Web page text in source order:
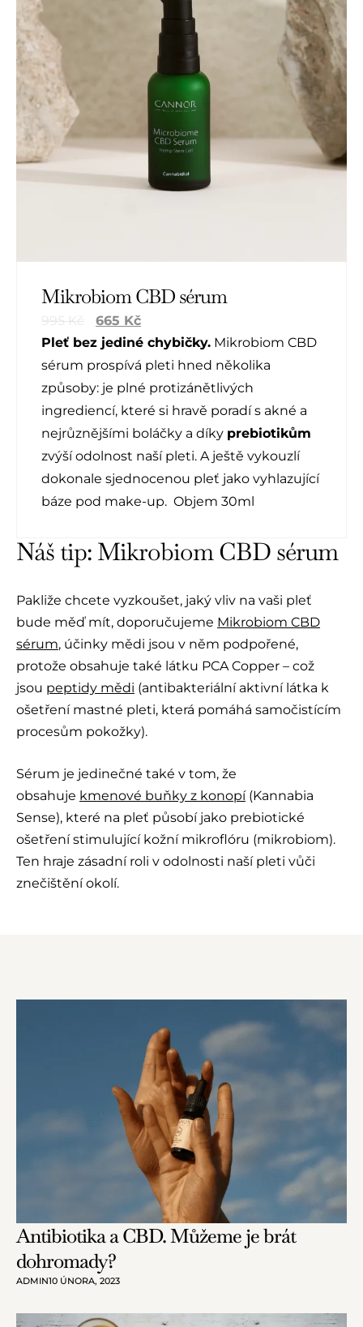
Mikrobiom CBD sérum
995 Kč 665 Kč
Pleť bez jediné chybičky. Mikrobiom CBD
sérum prospívá pleti hned několika
způsoby: je plné protizánětlivých
ingrediencí, které si hravě poradí s akné a
nejrůznějšími boláčky a díky prebiotikům
zvýší odolnost naší pleti. A ještě vykouzlí
dokonale sjednocenou pleť jako vyhlazující
báze pod make-up. Objem 30ml
Náš tip: Mikrobiom CBD sérum
Pakliže chcete vyzkoušet, jaký vliv na vaši pleť
bude měď mít, doporučujeme Mikrobiom CBD
sérum, účinky mědi jsou v něm podpořené,
protože obsahuje také látku PCA Copper – což
jsou peptidy mědi (antibakteriální aktivní látka k
ošetření mastné pleti, která pomáhá samočistícím
procesům pokožky).
Sérum je jedinečné také v tom, že
obsahuje kmenové buňky z konopí(Kannabia
Sense), které na pleť působí jako prebiotické
ošetření stimulující kožní mikroflóru (mikrobiom).
Ten hraje zásadní roli v odolnosti naší pleti vůči
znečištění okolí.
Antibiotika a CBD. Můžeme je brát
dohromady?
ADMIN10 ÚNORA, 2023